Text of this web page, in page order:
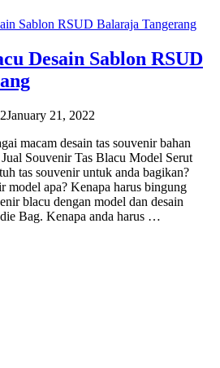
Desain Sablon RSUD
January 21, 2022
macam desain tas souvenir bahan
Souvenir Tas Blacu Model Serut
tas souvenir untuk anda bagikan?
model apa? Kenapa harus bingung
blacu dengan model dan desain
Bag. Kenapa anda harus …